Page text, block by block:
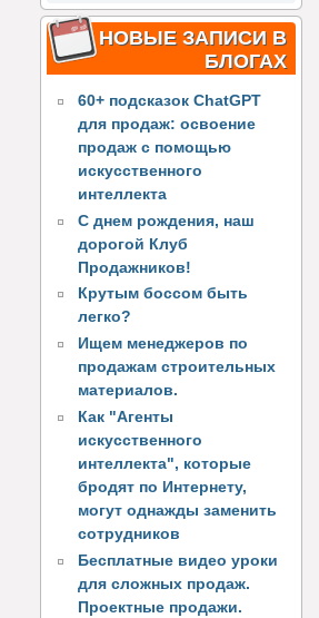
НОВЫЕ ЗАПИСИ В
БЛОГАХ
60+ подсказок ChatGPT
для продаж: освоение
продаж с помощью
искусственного
интеллекта
С днем рождения, наш
дорогой Клуб
Продажников!
Крутым боссом быть
легко?
Ищем менеджеров по
продажам строительных
материалов.
Как "Агенты
искусственного
интеллекта", которые
бродят по Интернету,
могут однажды заменить
сотрудников
Бесплатные видео уроки
для сложных продаж.
Проектные продажи.